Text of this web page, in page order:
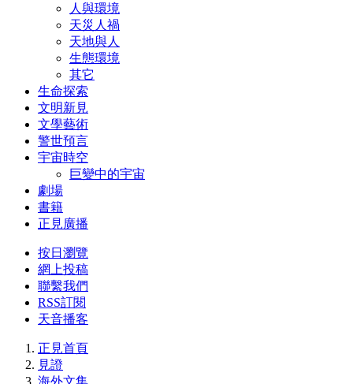
人與環境
天災人禍
天地與人
生態環境
其它
生命探索
文明新見
文學藝術
警世預言
宇宙時空
巨變中的宇宙
劇場
書籍
正見廣播
按日瀏覽
網上投稿
聯繫我們
RSS訂閱
天音播客
正見首頁
見證
海外文集